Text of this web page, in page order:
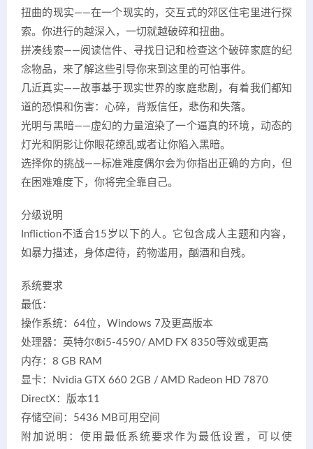
扭曲的现实——在一个现实的，交互式的郊区住宅里进行探
索。你进行的越深入，一切就越破碎和扭曲。
拼凑线索——阅读信件、寻找日记和检查这个破碎家庭的纪
念物品，来了解这些引导你来到这里的可怕事件。
几近真实——故事基于现实世界的家庭悲剧，有着我们都知
道的恐惧和伤害：心碎，背叛信任，悲伤和失落。
光明与黑暗——虚幻的力量渲染了一个逼真的环境，动态的
灯光和阴影让你眼花缭乱或者让你陷入黑暗。
选择你的挑战——标准难度偶尔会为你指出正确的方向，但
在困难难度下，你将完全靠自己。
分级说明
Infliction不适合15岁以下的人。它包含成人主题和内容，
如暴力描述，身体虐待，药物滥用，酗酒和自残。
系统要求
最低：
操作系统：64位，Windows 7及更高版本
处理器：英特尔®i5-4590/ AMD FX 8350等效或更高
内存：8 GB RAM
显卡：Nvidia GTX 660 2GB / AMD Radeon HD 7870
DirectX：版本11
存储空间：5436 MB可用空间
附加说明：使用最低系统要求作为最低设置，可以使